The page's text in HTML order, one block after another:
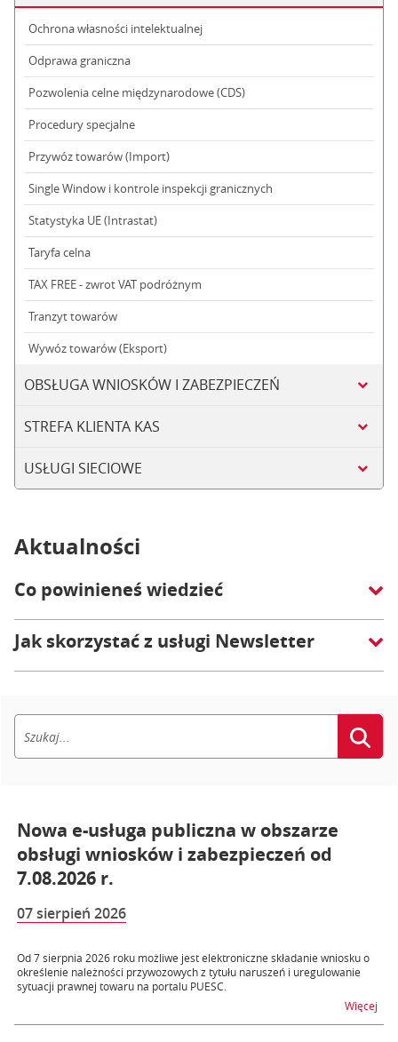
Ochrona własności intelektualnej
Odprawa graniczna
Pozwolenia celne międzynarodowe (CDS)
Procedury specjalne
Przywóz towarów (Import)
Single Window i kontrole inspekcji granicznych
Statystyka UE (Intrastat)
Taryfa celna
TAX FREE - zwrot VAT podróżnym
Tranzyt towarów
Wywóz towarów (Eksport)
OBSŁUGA WNIOSKÓW I ZABEZPIECZEŃ
STREFA KLIENTA KAS
USŁUGI SIECIOWE
Aktualności
Co powinieneś wiedzieć
Jak skorzystać z usługi Newsletter
Nowa e-usługa publiczna w obszarze
obsługi wniosków i zabezpieczeń od
7.08.2026 r.
07 sierpień 2026
Od 7 sierpnia 2026 roku możliwe jest elektroniczne składanie wniosku o
określenie należności przywozowych z tytułu naruszeń i uregulowanie
sytuacji prawnej towaru na portalu PUESC.
Więcej